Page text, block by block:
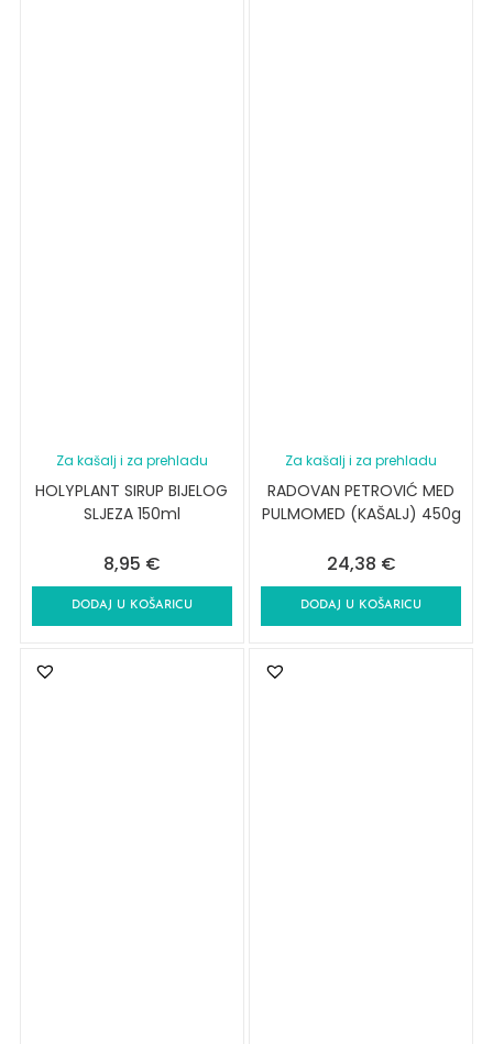
Za kašalj i za prehladu
HOLYPLANT SIRUP BIJELOG
SLJEZA 150ml
8,95 €
DODAJ U KOŠARICU
Za kašalj i za prehladu
RADOVAN PETROVIĆ MED
PULMOMED (KAŠALJ) 450g
24,38 €
DODAJ U KOŠARICU